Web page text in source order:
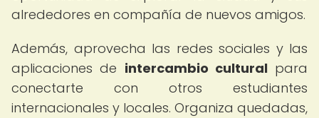
alrededores en compañía de nuevos amigos.
Además, aprovecha las redes sociales y las
aplicaciones de intercambio culturalpara
conectarte con otros estudiantes
internacionales y locales. Organiza quedadas,